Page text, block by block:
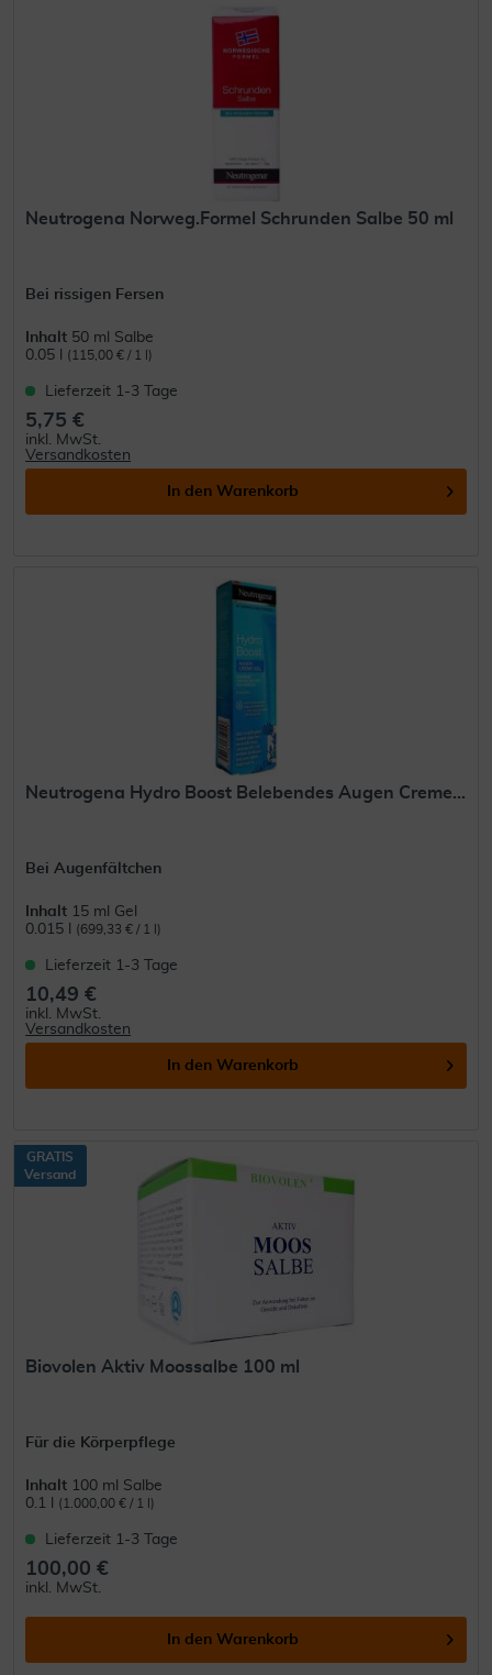
Neutrogena Norweg.Formel Schrunden Salbe 50 ml
Bei rissigen Fersen
Inhalt 50 ml Salbe
0.05 l
(115,00 € / 1 l)
Lieferzeit 1-3 Tage
5,75 €
inkl. MwSt.
Versandkosten
In den Warenkorb
Neutrogena Hydro Boost Belebendes Augen Creme...
Bei Augenfältchen
Inhalt 15 ml Gel
0.015 l
(699,33 € / 1 l)
Lieferzeit 1-3 Tage
10,49 €
inkl. MwSt.
Versandkosten
In den Warenkorb
GRATIS
Versand
Biovolen Aktiv Moossalbe 100 ml
Für die Körperpflege
Inhalt 100 ml Salbe
0.1 l
(1.000,00 € / 1 l)
Lieferzeit 1-3 Tage
100,00 €
inkl. MwSt.
In den Warenkorb